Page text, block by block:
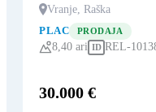
Vranje, Raška
PLAC PRODAJA
8,40 ari ID REL-
30.000 €